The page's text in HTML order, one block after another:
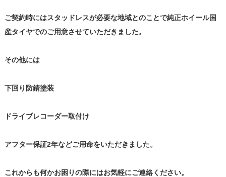
ご契約時にはスタッドレスが必要な地域とのことで純正ホイール国
産タイヤでのご用意させていただきました。
その他には
下回り防錆塗装
ドライブレコーダー取付け
アフター保証2年などご用命をいただきました。
これからも何かお困りの際にはお気軽にご連絡ください。